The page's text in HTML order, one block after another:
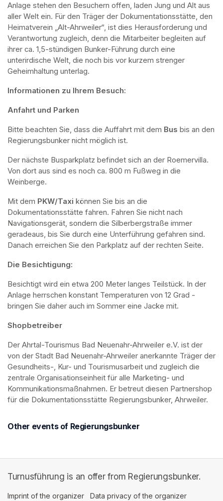
Anlage stehen den Besuchern offen, laden Jung und Alt aus
aller Welt ein. Für den Träger der Dokumentationsstätte, den
Heimatverein „Alt-Ahrweiler“, ist dies Herausforderung und
Verantwortung zugleich, denn die Mitarbeiter begleiten auf
ihrer ca. 1,5-stündigen Bunker-Führung durch eine
unterirdische Welt, die noch bis vor kurzem strenger
Geheimhaltung unterlag.
Informationen zu Ihrem Besuch:
Anfahrt und Parken
Bitte beachten Sie, dass die Auffahrt mit dem Bus bis an den
Regierungsbunker nicht möglich ist.
Der nächste Busparkplatz befindet sich an der Roemervilla.
Von dort aus sind es noch ca. 800 m Fußweg in die
Weinberge.
Mit dem PKW/Taxi können Sie bis an die
Dokumentationsstätte fahren. Fahren Sie nicht nach
Navigationsgerät, sondern die Silberbergstraße immer
geradeaus, bis Sie durch eine Unterführung gefahren sind.
Danach erreichen Sie den Parkplatz auf der rechten Seite.
Die Besichtigung:
Besichtigt wird ein etwa 200 Meter langes Teilstück. In der
Anlage herrschen konstant Temperaturen von 12 Grad -
bringen Sie daher auch im Sommer eine Jacke mit.
Shopbetreiber
Der Ahrtal-Tourismus Bad Neuenahr-Ahrweiler e.V. ist der
von der Stadt Bad Neuenahr-Ahrweiler anerkannte Träger der
Gesundheits-, Kur- und Tourismusarbeit und zugleich die
zentrale Organisationseinheit für alle Marketing- und
Kommunikationsmaßnahmen. Er betreut diesen Partnershop
für die Dokumentationsstätte Regierungsbunker, Ahrweiler.
Other events of Regierungsbunker
Turnusführung is an offer from Regierungsbunker.
Imprint of the organizer (opens in a new tab)
Data privacy of the organizer